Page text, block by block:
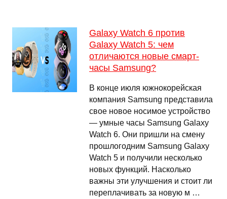
Galaxy Watch 6 против
Galaxy Watch 5: чем
отличаются новые смарт-
часы Samsung?
В конце июля южнокорейская
компания Samsung представила
свое новое носимое устройство
— умные часы Samsung Galaxy
Watch 6. Они пришли на смену
прошлогодним Samsung Galaxy
Watch 5 и получили несколько
новых функций. Насколько
важны эти улучшения и стоит ли
переплачивать за новую м …